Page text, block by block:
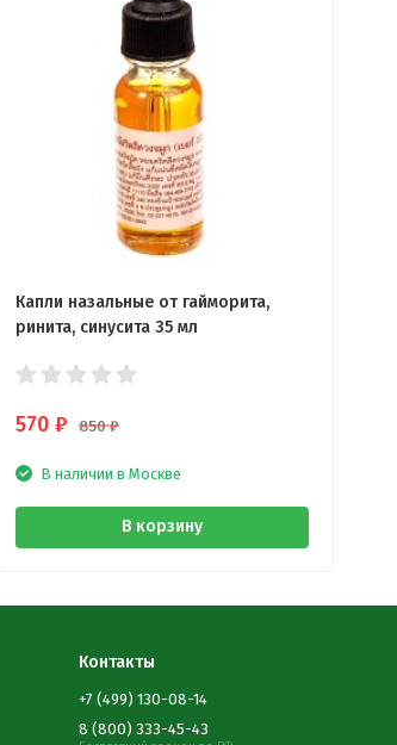
Капли назальные от гайморита,
ринита, синусита 35 мл
570 ₽ 850₽
В наличии в Москве
В корзину
Контакты
+7 (499) 130-08-14
8 (800) 333-45-43